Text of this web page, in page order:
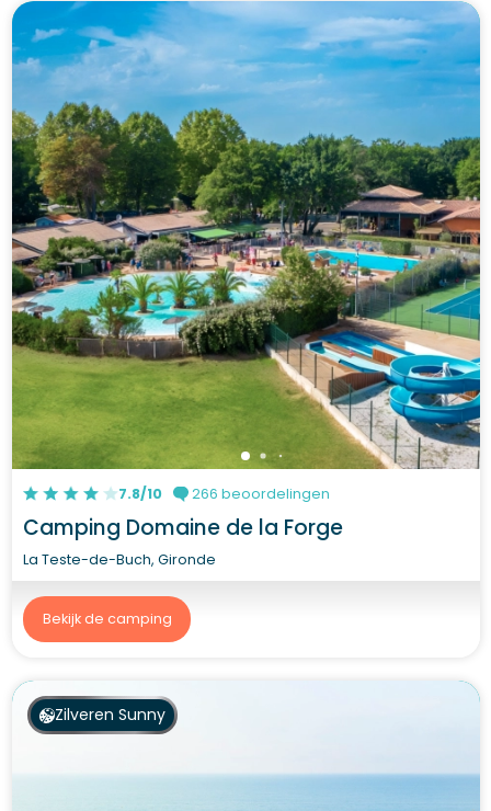
7.8/10 266 beoordelingen
Camping Domaine de la Forge
La Teste-de-Buch, Gironde
Bekijk de camping
Zilveren Sunny